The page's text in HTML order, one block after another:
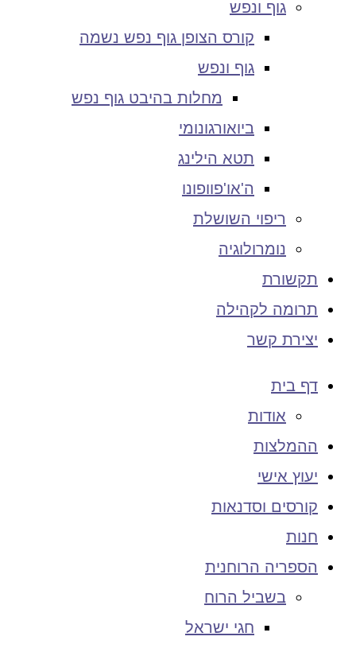
גוף ונפש
קורס הצופן גוף נפש נשמה
גוף ונפש
מחלות בהיבט גוף נפש
ביואורגונומי
תטא הילינג
ה'או'פוופונו
ריפוי השושלת
נומרולוגיה
תקשורת
תרומה לקהילה
יצירת קשר
דף בית
אודות
ההמלצות
יעוץ אישי
קורסים וסדנאות
חנות
הספריה הרוחנית
בשביל הרוח
חגי ישראל